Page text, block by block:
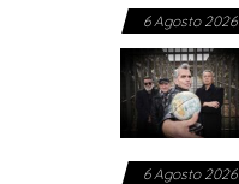
6 Agosto 2026
6 Agosto 2026